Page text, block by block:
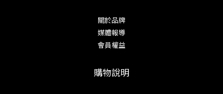
關於品牌
媒體報導
會員權益
購物說明